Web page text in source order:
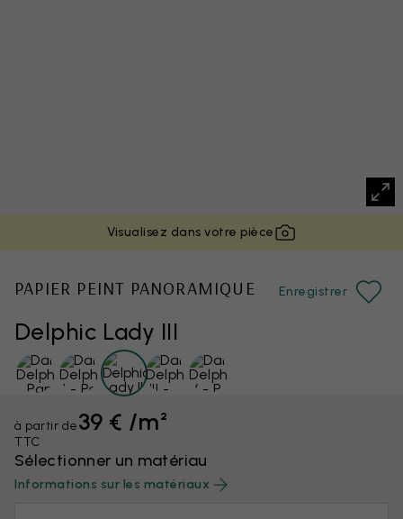
Visualisez dans votre pièce
Delphic Lady III
PAPIER PEINT PANORAMIQUE Enregistrer
à partir de39 € /m²
TTC
Sélectionner un matériau
Informations sur les matériaux